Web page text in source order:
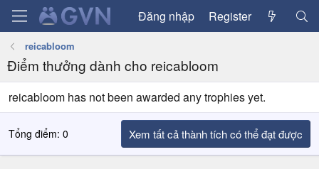
Đăng nhập Register
reicabloom
Điểm thưởng dành cho reicabloom
reicabloom has not been awarded any trophies yet.
Tổng điểm: 0 Xem tất cả thành tích có thể đạt được